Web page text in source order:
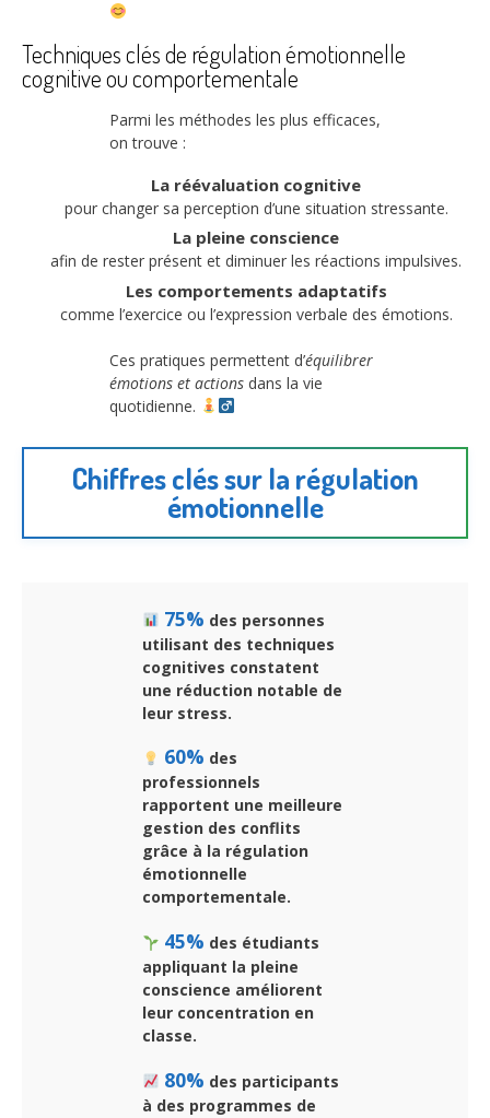
Techniques clés de régulation émotionnelle
cognitive ou comportementale
Parmi les méthodes les plus efficaces,
on trouve :
La réévaluation cognitive
pour changer sa perception d’une situation stressante.
La pleine conscience
afin de rester présent et diminuer les réactions impulsives.
Les comportements adaptatifs
comme l’exercice ou l’expression verbale des émotions.
Ces pratiques permettent d’équilibrer
émotions et actions dans la vie
quotidienne.
Chiffres clés sur la régulation
émotionnelle
75% des personnes
utilisant des techniques
cognitives constatent
une réduction notable de
leur stress.
60% des
professionnels
rapportent une meilleure
gestion des conflits
grâce à la régulation
émotionnelle
comportementale.
45% des étudiants
appliquant la pleine
conscience améliorent
leur concentration en
classe.
80% des participants
à des programmes de